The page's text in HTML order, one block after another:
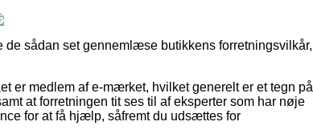
sådan set gennemlæse butikkens forretningsvilkår,
er medlem af e-mærket, hvilket generelt er et tegn på
at forretningen tit ses til af eksperter som har nøje
for at få hjælp, såfremt du udsættes for